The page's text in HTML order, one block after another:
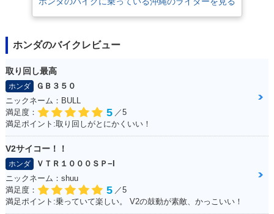
ホンダのバイクレビュー
取り回し最高
ホンダ
ＧＢ３５０
ニックネーム：BULL
満足度：
5 ／5
満足ポイント:取り回しがとにかくいい！
V2サイコー！！
ホンダ
ＶＴＲ１０００ＳＰ−I
ニックネーム：shuu
満足度：
5 ／5
満足ポイント:乗っていて楽しい。 V2の鼓動が素敵、かっこいい！